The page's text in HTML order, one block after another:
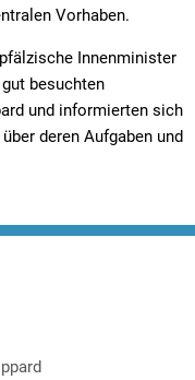
Vorhaben.
Innenminister
besuchten
und informierten sich
deren Aufgaben und